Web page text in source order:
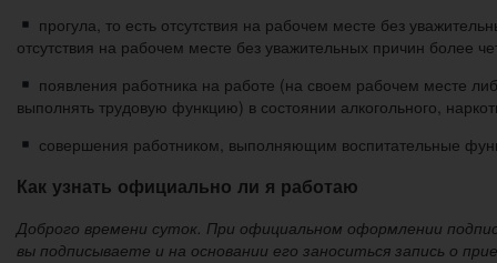
прогула, то есть отсутствия на рабочем месте без
отсутствия на рабочем месте без уважительных причин более
появления работника на работе (на своем рабочем месте
выполнять трудовую функцию) в состоянии алкогольного,
совершения работником, выполняющим воспитательные
Как узнать официально ли я работаю
Доброго времени суток. При официальном оформлении
вы подписываете и на основании его заноситься запись о